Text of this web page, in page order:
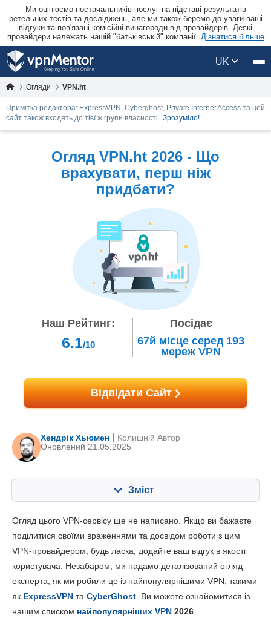
Ми оцінюємо постачальників послуг на підставі результатів
ретельних тестів та досліджень, але ми також беремо до уваги ваші
відгуки та пов'язані комісійні винагороди від провайдерів. Деякі
провайдери належать нашій "батьківській" компанії. Дізнатися більше
UK
Огляди VPN.ht
Примітка редактора: ExpressVPN, Cyberghost, Private Internet Access та цей
сайт також входять до тієї ж групи власності. Зрозуміло!
Огляд VPN.ht 2026 - Що
врахувати, перш ніж
придбати?
Наш Рейтинг:
6.1/10
Посідає
67й місце серед 193
мереж VPN
Відвідати Сайт
Хендрік Хьюмен
Оновлений 21.05.2025
Колишній Автор
Зміст
Ключові характеристики 6.8
Встановлення та додатки 8.0
Надійність та підтримка 6.4
Огляд цього VPN-сервісу ще не написано. Якщо ви бажаєте
поділитися своїми враженнями та досвідом роботи з цим
VPN-провайдером, будь ласка, додайте ваш відгук в якості
користувача. Незабаром, ми надамо деталізований огляд
експерта, як ми робили це із найпопулярнішими VPN, такими
як ExpressVPN та CyberGhost . Ви можете ознайомитися із
нашим списком найпопулярніших VPN 2026